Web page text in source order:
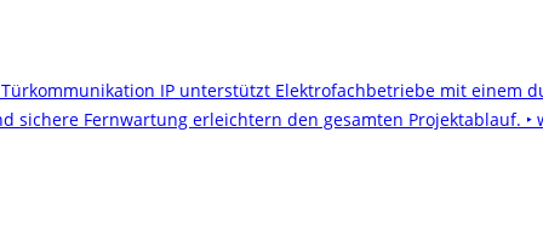
IP unterstützt Elektrofachbetriebe mit einem
sichere Fernwartung erleichtern den gesamten Projektablauf. ‣